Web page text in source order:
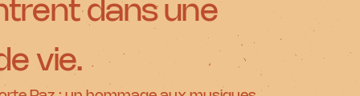
dans une
vie.